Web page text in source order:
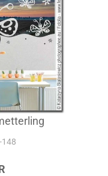
148